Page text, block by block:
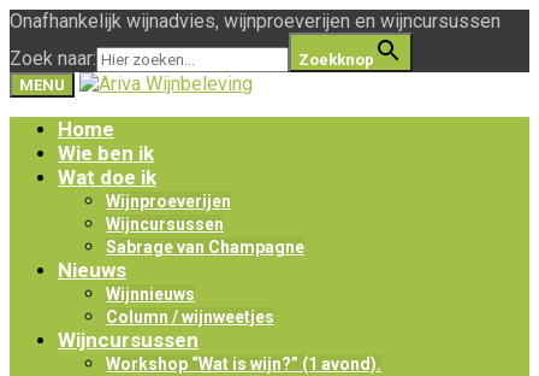
Onafhankelijk wijnadvies, wijnproeverijen en wijncursussen
Zoek naar:
Zoekknop
MENU
Home
Wie ben ik
Wat doe ik
Wijnproeverijen
Wijncursussen
Sabrage van Champagne
Nieuws
Wijnnieuws
Column / wijnweetjes
Wijncursussen
Workshop “Wat is wijn?” (1 avond).